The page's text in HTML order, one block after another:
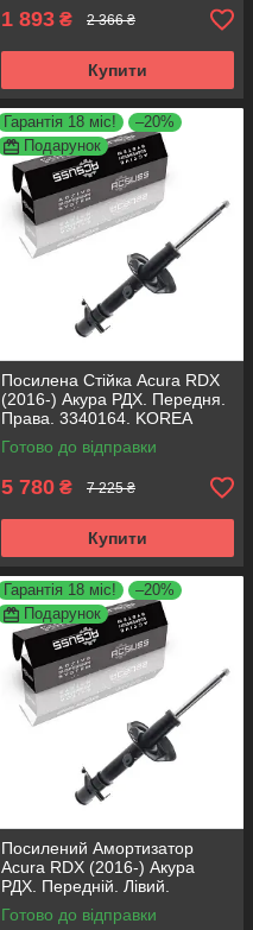
1 893 ₴ 2 366 ₴
Купити
Гарантія 18 міс!
–20%
Подарунок
Посилена Стійка Acura RDX
(2016-) Акура РДХ. Передня.
Права. 3340164. KOREA
Аксусс!
Готово до відправки
5 780 ₴ 7 225 ₴
Купити
Гарантія 18 міс!
–20%
Подарунок
Посилений Амортизатор
Acura RDX (2016-) Акура
РДХ. Передній. Лівий.
3340165. KOREA Аксусс!
Готово до відправки